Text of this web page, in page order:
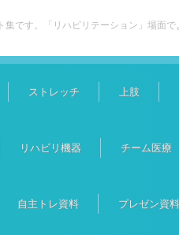
集です。「リハビリテーション」場面
ストレッチ 上肢
リハビリ機器 チーム医療
自主トレ資料 プレゼン資料